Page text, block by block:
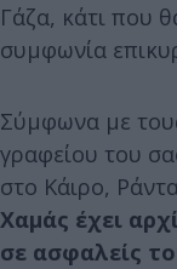
Γάζα, κάτι που
συμφωνία
Σύμφωνα με
γραφείου του
στο Κάιρο,
Χαμάς έχει
σε ασφαλείς